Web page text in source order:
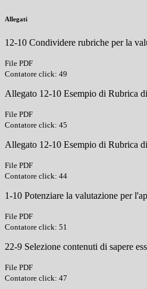
Allegati
12-10 Condividere rubriche per la
File PDF
Contatore click: 49
Allegato 12-10 Esempio di Rubrica
File PDF
Contatore click: 45
Allegato 12-10 Esempio di Rubrica
File PDF
Contatore click: 44
1-10 Potenziare la valutazione per
File PDF
Contatore click: 51
22-9 Selezione contenuti di sapere
File PDF
Contatore click: 47